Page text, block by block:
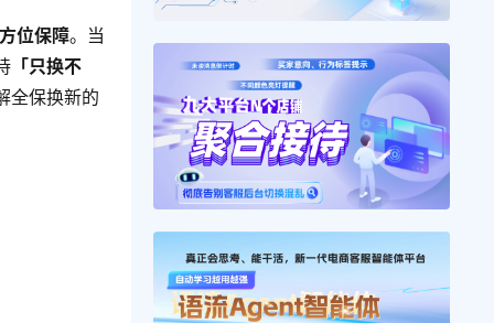
位保障。当
「只换不
全保换新的